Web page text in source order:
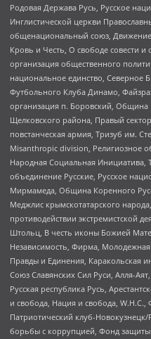
Родовая Держава Русь, Русское
Инглистической церкви
общенациональный союз,
Кровь и Честь, О свободе совести
организация общественного
национальное единство, Северное
Футбольного Клуба Динамо,
организация п. Боровский, Община
Щелковского района, Правый
повстанческая армия, Тризуб им.
Misanthropic division, Религиозное
Народная Социальная Инициатива,
объединение Русские, Русское
Мирмамеда, Община Коренного
Меджлис крымскотатарского
противодействии экстремистской
Штольц, В честь иконы Божией
Независимость, Фирма,
Правды и Единения, Каракольская
Союз Славянских Сил Руси, Алля-
Русская республика Русь,
и свобода, Нация и свобода,
Патриотический клуб-
борьбы с коррупцией, Фонд